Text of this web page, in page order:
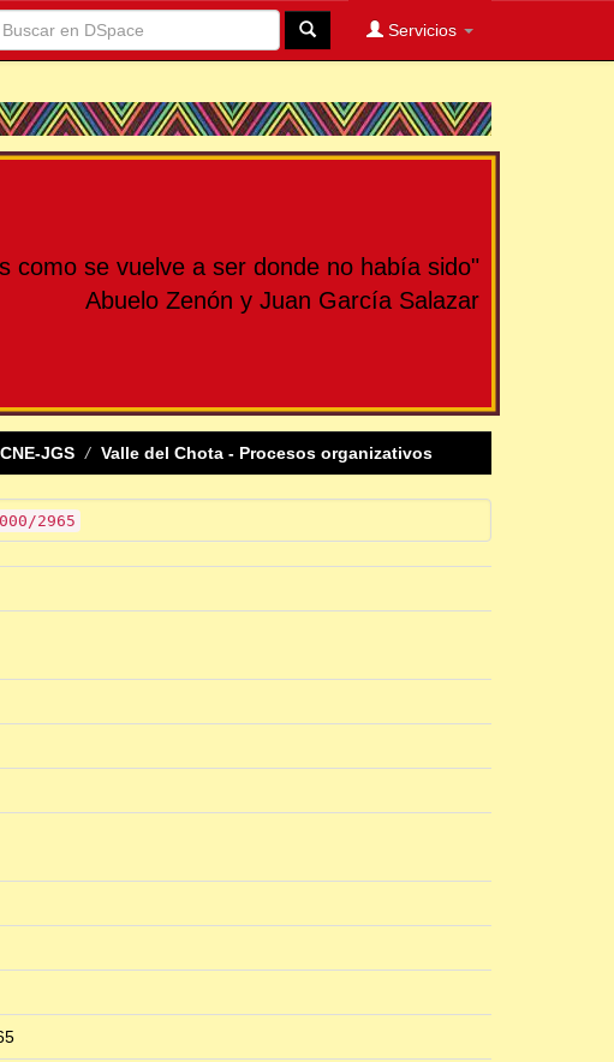
Servicios
como se vuelve a ser donde no había sido"
Abuelo Zenón y Juan García Salazar
JGS Valle del Chota - Procesos organizativos
2965